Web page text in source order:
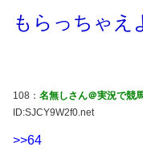
もらっちゃえ
108： 名無しさん＠実況で競
ID:SJCY9W2f0.net
>>64